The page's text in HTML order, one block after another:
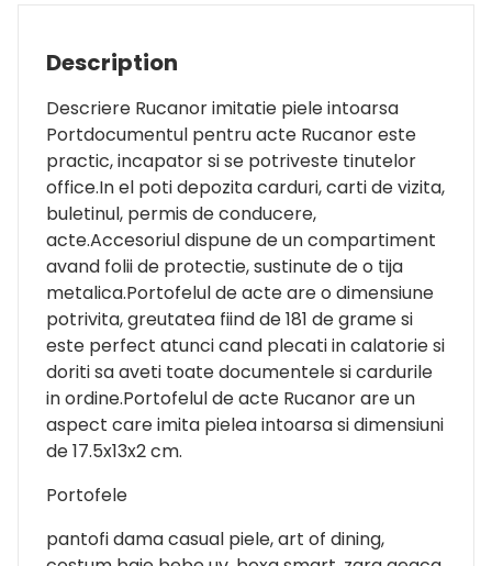
Description
Descriere Rucanor imitatie piele intoarsa
Portdocumentul pentru acte Rucanor este
practic, incapator si se potriveste tinutelor
office.In el poti depozita carduri, carti de vizita,
buletinul, permis de conducere,
acte.Accesoriul dispune de un compartiment
avand folii de protectie, sustinute de o tija
metalica.Portofelul de acte are o dimensiune
potrivita, greutatea fiind de 181 de grame si
este perfect atunci cand plecati in calatorie si
doriti sa aveti toate documentele si cardurile
in ordine.Portofelul de acte Rucanor are un
aspect care imita pielea intoarsa si dimensiuni
de 17.5x13x2 cm.
Portofele
pantofi dama casual piele, art of dining,